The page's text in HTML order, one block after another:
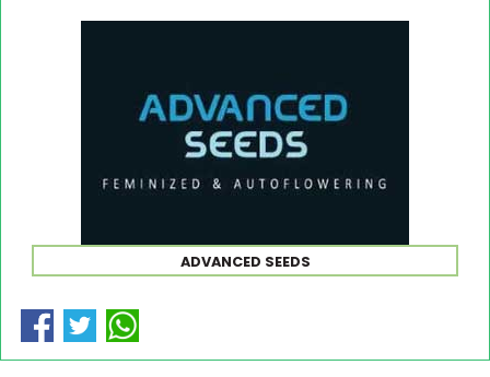
ADVANCED SEEDS